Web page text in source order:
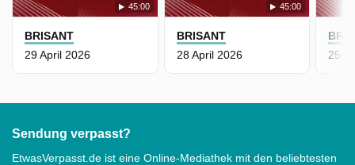
45:00
BRISANT
29 April 2026
45:00
BRISANT
28 April 2026
25
Sendung verpasst?
EtwasVerpasst.de ist eine Online-Mediathek mit den beliebtesten